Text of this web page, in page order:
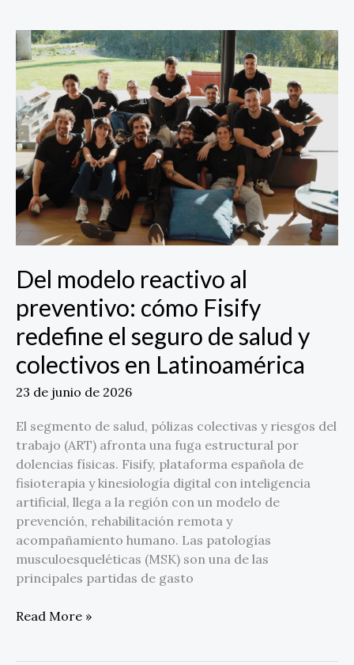
Del modelo reactivo al
preventivo: cómo Fisify
redefine el seguro de salud y
colectivos en Latinoamérica
23 de junio de 2026
El segmento de salud, pólizas colectivas y riesgos del
trabajo (ART) afronta una fuga estructural por
dolencias físicas. Fisify, plataforma española de
fisioterapia y kinesiología digital con inteligencia
artificial, llega a la región con un modelo de
prevención, rehabilitación remota y
acompañamiento humano. Las patologías
musculoesqueléticas (MSK) son una de las
principales partidas de gasto
Del
modelo
reactivo
al
preventivo:
cómo
Fisify
redefine
el
seguro
de
salud
colectivos
en
Latinoamérica
Read More »